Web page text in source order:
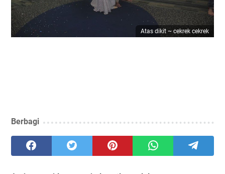
Atas dikit ~ cekrek cekrek
Berbagi